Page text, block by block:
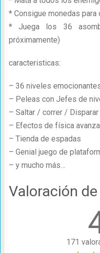
* Consigue monedas para
* Juega los 36
próximamente)
caracteristicas:
– 36 niveles
– Peleas con Jefes de
– Saltar / correr / Disparar
– Efectos de física
– Tienda de espadas
– Genial juego de
– y mucho más…
Valoración
171